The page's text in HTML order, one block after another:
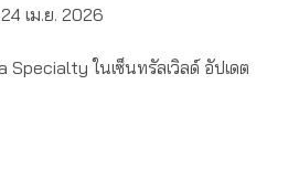
24 เม.ย. 2026